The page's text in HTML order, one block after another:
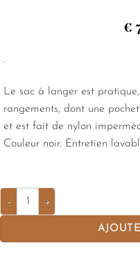
€
.
Le sac à langer est
rangements, dont une
et est fait de nylon
Couleur noir. Entretien